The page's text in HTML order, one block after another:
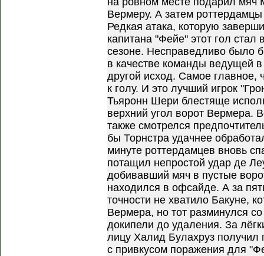
Вермеру. А затем
Редкая атака, которую
капитана "Фейе" этот гол
сезоне. Несправедливо было
в качестве команды ведущей в
другой исход. Самое главное,
к голу. И это лучший игрок
Тьяронн Шери блестяще
верхний угол ворот Вермера.
также смотрелся
бы Торнстра удачнее
минуте роттердамцев вновь
потащил непростой удар де
добивавший мяч в пустые
находился в офсайде. А за
точности не хватило Бакуне,
Вермера, но тот разминулся
докипели до удаления. За
лицу Халид Булахруз получил
с привкусом поражения для